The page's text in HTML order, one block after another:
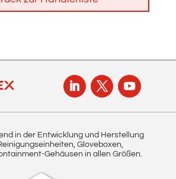
in der Entwicklung und Herstellung
Gloveboxen,
Gehäusen in allen Größen.